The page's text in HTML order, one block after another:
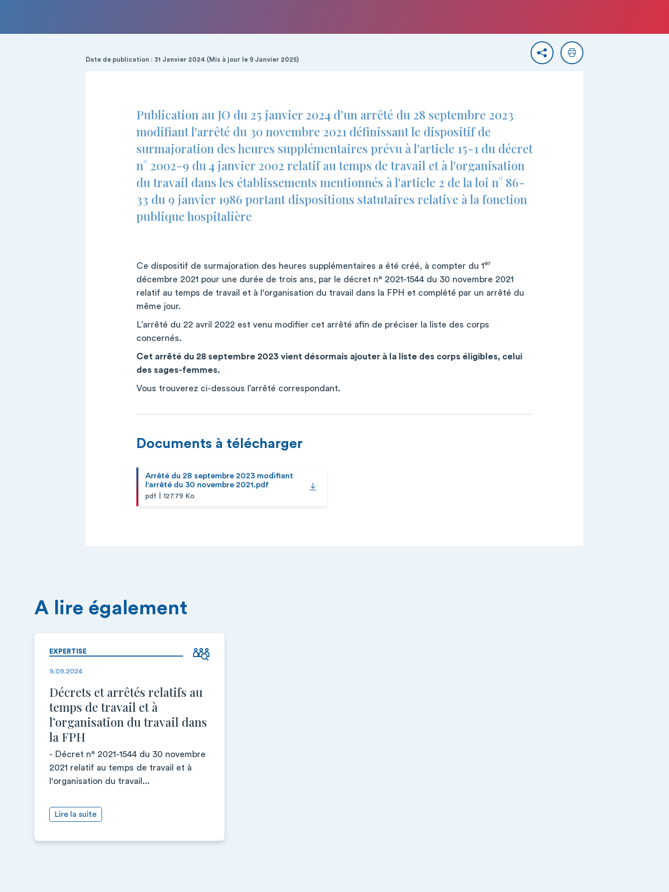
Date de publication : 31 Janvier 2024 (Mis à jour le 9 Janvier 2025) PartagerImprimer
Publication au JO du 25 janvier 2024 d’un arrêté du 28 septembre 2023
modifiant l'arrêté du 30 novembre 2021 définissant le dispositif de
surmajoration des heures supplémentaires prévu à l'article 15-1 du décret
n° 2002-9 du 4 janvier 2002 relatif au temps de travail et à l'organisation
du travail dans les établissements mentionnés à l'article 2 de la loi n° 86-
33 du 9 janvier 1986 portant dispositions statutaires relative à la fonction
publique hospitalière
Ce dispositif de surmajoration des heures supplémentaires a été créé, à compter du 1er
décembre 2021 pour une durée de trois ans, par le décret n° 2021-1544 du 30 novembre 2021
relatif au temps de travail et à l'organisation du travail dans la FPH et complété par un arrêté du
même jour.
L’arrêté du 22 avril 2022 est venu modi­fier cet arrêté a­fin de préciser la liste des corps
concernés.
Cet arrêté du 28 septembre 2023 vient désormais ajouter à la liste des corps éligibles, celui
des sages-femmes.
Vous trouverez ci-dessous l’arrêté correspondant.
Documents à télécharger
Arrêté du 28 septembre 2023 modifiant
l'arrêté du 30 novembre 2021.pdf
pdf 127.79 Ko
A lire également
EXPERTISE
9.09.2024
Décrets et arrêtés relatifs au
temps de travail et à
l’organisation du travail dans
la FPH
- Décret n° 2021-1544 du 30 novembre
2021 relatif au temps de travail et à
l'organisation du travail...
Lire la suite